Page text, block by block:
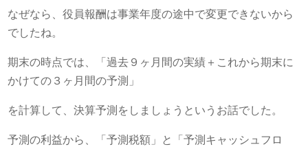
なぜなら、役員報酬は事業年度の途中で変更できないから
でしたね。
期末の時点では、「過去９ヶ月間の実績＋これから期末に
かけての３ヶ月間の予測」
を計算して、決算予測をしましょうというお話でした。
予測の利益から、「予測税額」と「予測キャッシュフロ